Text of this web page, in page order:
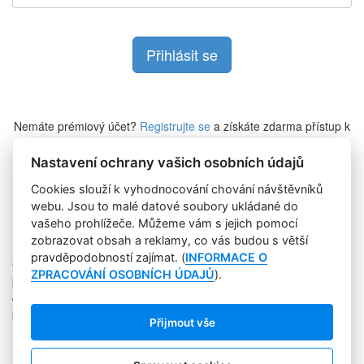
Nemáte prémiový účet? Registrujte se a získáte zdarma přístup k
Zapomněli jste heslo?
Copyright © 2004-2020 Focus Agency, s.r.o. Plné znění licenčních
podmínek. ISSN 1803-957X
Jakékoliv publikování, přebírání nebo šíření obsahu je bez
písemného souhlasu Focus Agency, s.r.o. zakázáno.
RSS 1
Štítky
Nastavení ochrany vašich osobních údajů
Cookies slouží k vyhodnocování chování návštěvníků
webu. Jsou to malé datové soubory ukládané do
vašeho prohlížeče. Můžeme vám s jejich pomocí
zobrazovat obsah a reklamy, co vás budou s větší
pravděpodobností zajímat. (INFORMACE O
ZPRACOVÁNÍ OSOBNÍCH ÚDAJŮ).
Přijmout vše